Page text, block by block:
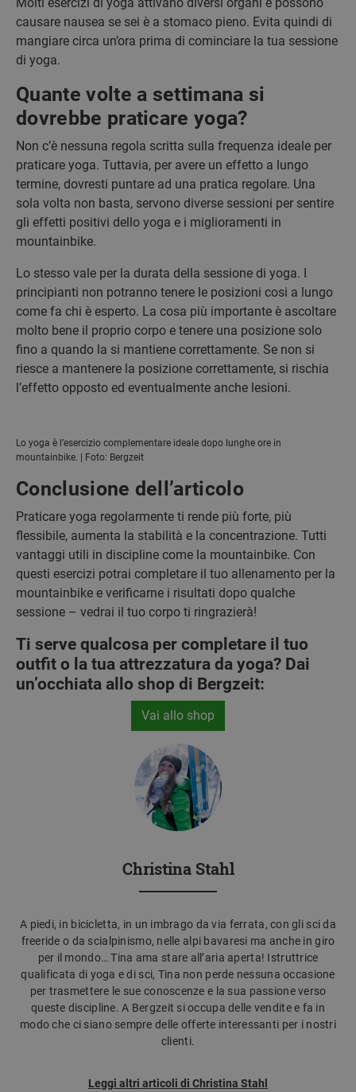
causare nausea se sei è a stomaco pieno. Evita quindi di
mangiare circa un’ora prima di cominciare la tua sessione
di yoga.
Quante volte a settimana si
dovrebbe praticare yoga?
Non c’è nessuna regola scritta sulla frequenza ideale per
praticare yoga. Tuttavia, per avere un effetto a lungo
termine, dovresti puntare ad una pratica regolare. Una
sola volta non basta, servono diverse sessioni per sentire
gli effetti positivi dello yoga e i miglioramenti in
mountainbike.
Lo stesso vale per la durata della sessione di yoga. I
principianti non potranno tenere le posizioni cosi a lungo
come fa chi è esperto. La cosa più importante è ascoltare
molto bene il proprio corpo e tenere una posizione solo
fino a quando la si mantiene correttamente. Se non si
riesce a mantenere la posizione correttamente, si rischia
l’effetto opposto ed eventualmente anche lesioni.
Lo yoga è l’esercizio complementare ideale dopo lunghe ore in
mountainbike. | Foto: Bergzeit
Conclusione dell’articolo
Praticare yoga regolarmente ti rende più forte, più
flessibile, aumenta la stabilità e la concentrazione. Tutti
vantaggi utili in discipline come la mountainbike. Con
questi esercizi potrai completare il tuo allenamento per la
mountainbike e verificarne i risultati dopo qualche
sessione – vedrai il tuo corpo ti ringrazierà!
Ti serve qualcosa per completare il tuo
outfit o la tua attrezzatura da yoga? Dai
un’occhiata allo shop di Bergzeit:
Vai allo shop
Christina Stahl
A piedi, in bicicletta, in un imbrago da via ferrata, con gli sci da
freeride o da scialpinismo, nelle alpi bavaresi ma anche in giro
per il mondo… Tina ama stare all’aria aperta! Istruttrice
qualificata di yoga e di sci, Tina non perde nessuna occasione
per trasmettere le sue conoscenze e la sua passione verso
queste discipline. A Bergzeit si occupa delle vendite e fa in
modo che ci siano sempre delle offerte interessanti per i nostri
clienti.
Leggi altri articoli di Christina Stahl